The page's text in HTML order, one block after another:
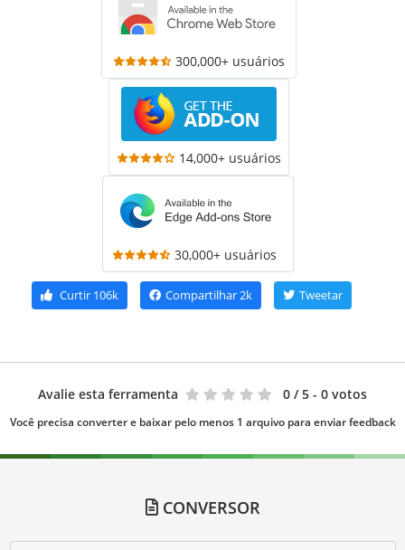
300,000+ usuários
14,000+ usuários
30,000+ usuários
Curtir 106k Compartilhar2k Tweetar
Avalie esta ferramenta 0 / 5 - 0 votos
Você precisa converter e baixar pelo menos 1 arquivo para enviar feedback
CONVERSOR